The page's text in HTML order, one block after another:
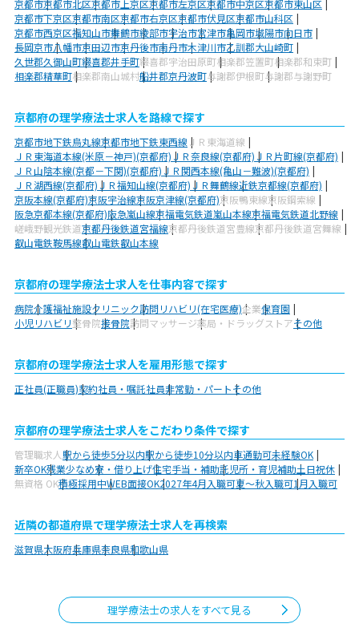
京都市京都市北区京都市上京区京都市左京区京都市中京区京都市東山区
京都市下京区京都市南区京都市右京区京都市伏見区京都市山科区
京都市西京区福知山市舞鶴市綾部市宇治市宮津市亀岡市城陽市向日市
長岡京市八幡市京田辺市京丹後市南丹市木津川市乙訓郡大山崎町
久世郡久御山町綴喜郡井手町綴喜郡宇治田原町相楽郡笠置町相楽郡和束町
相楽郡精華町相楽郡南山城村船井郡京丹波町与謝郡伊根町与謝郡与謝野町
京都府の理学療法士求人を路線で探す
京都市地下鉄烏丸線京都市地下鉄東西線 ＪＲ東海道線
ＪＲ東海道本線(米原－神戸)(京都府)ＪＲ奈良線(京都府)ＪＲ片町線(京都府)
ＪＲ山陰本線(京都－下関)(京都府)ＪＲ関西本線(亀山－難波)(京都府)
ＪＲ湖西線(京都府)ＪＲ福知山線(京都府)ＪＲ舞鶴線近鉄京都線(京都府)
京阪本線(京都府)京阪宇治線京阪京津線(京都府)京阪鴨東線京阪鋼索線
阪急京都本線(京都府)阪急嵐山線京福電気鉄道嵐山本線京福電気鉄道北野線
嵯峨野観光鉄道京都丹後鉄道宮福線京都丹後鉄道宮豊線京都丹後鉄道宮舞線
叡山電鉄鞍馬線叡山電鉄叡山本線
京都府の理学療法士求人を仕事内容で探す
病院介護福祉施設クリニック訪問リハビリ(在宅医療)企業保育園
小児リハビリ整骨院接骨院訪問マッサージ薬局・ドラッグストアその他
京都府の理学療法士求人を雇用形態で探す
正社員(正職員)契約社員・嘱託社員非常勤・パートその他
京都府の理学療法士求人をこだわり条件で探す
管理職求人駅から徒歩5分以内駅から徒歩10分以内車通勤可未経験OK
新卒OK残業少なめ寮・借り上げ住宅手当・補助託児所・育児補助土日祝休
無資格 OK積極採用中WEB面接OK2027年4月入職可夏～秋入職可1月入職可
近隣の都道府県で理学療法士求人を再検索
滋賀県大阪府兵庫県奈良県和歌山県
理学療法士の求人をすべて見る